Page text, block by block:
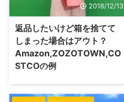
2018/12/13
返品したいけど箱を捨てて
しまった場合はアウト？
Amazon,ZOZOTOWN,CO
STCOの例
人はどんどん増えています。 店